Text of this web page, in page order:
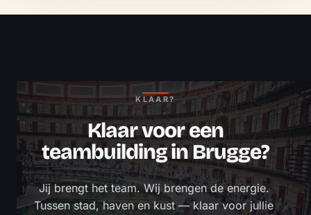
KLAAR?
Klaar voor een
teambuilding in Brugge?
Jij brengt het team. Wij brengen de energie.
Tussen stad, haven en kust — klaar voor jullie